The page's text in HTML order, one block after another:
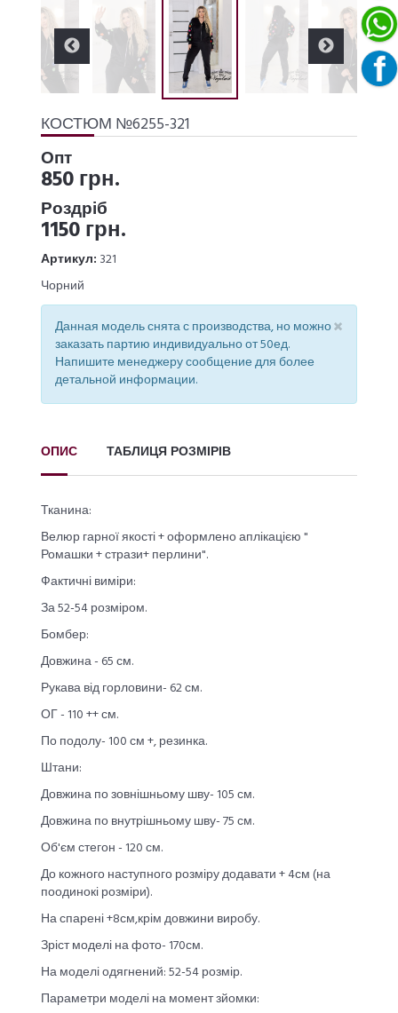
КОСТЮМ №6255-321
Опт
850 грн.
Роздріб
1150 грн.
Артикул: 321
Чорний
×
Данная модель снята с производства, но можно
заказать партию индивидуально от 50ед.
Напишите менеджеру сообщение для более
детальной информации.
ОПИС ТАБЛИЦЯ РОЗМІРІВ
Тканина:
Велюр гарної якості + оформлено аплікацією "
Ромашки + стрази+ перлини".
Фактичні виміри:
За 52-54 розміром.
Бомбер:
Довжина - 65 см.
Рукава від горловини- 62 см.
ОГ - 110 ++ см.
По подолу- 100 см +, резинка.
Штани:
Довжина по зовнішньому шву- 105 см.
Довжина по внутрішньому шву- 75 см.
Об'єм стегон - 120 см.
До кожного наступного розміру додавати + 4см (на
поодинокі розміри).
На спарені +8см,крім довжини виробу.
Зріст моделі на фото- 170см.
На моделі одягнений: 52-54 розмір.
Параметри моделі на момент зйомки: